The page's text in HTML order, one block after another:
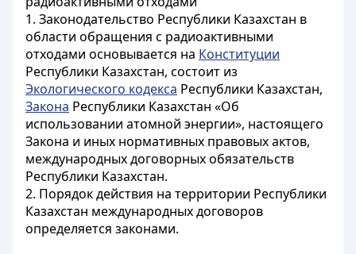
1. Законодательство Республики Казахстан в
области обращения с радиоактивными
отходами основывается на Конституции
Республики Казахстан, состоит из
Экологического кодекса Республики Казахстан,
Закона Республики Казахстан «Об
использовании атомной энергии», настоящего
Закона и иных нормативных правовых актов,
международных договорных обязательств
Республики Казахстан.
2. Порядок действия на территории Республики
Казахстан международных договоров
определяется законами.